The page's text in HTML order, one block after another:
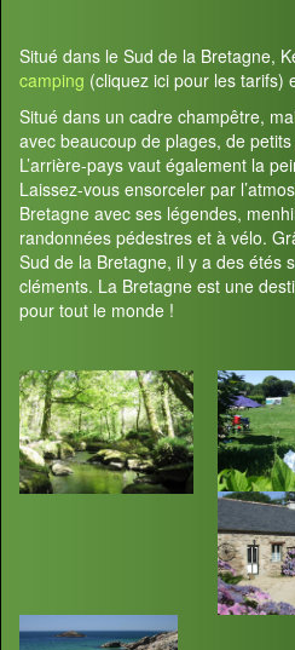
Situé dans le Sud de la Bretagne,
camping (cliquez ici pour les tarifs)
Situé dans un cadre champêtre,
avec beaucoup de plages, de
L’arrière-pays vaut également la
Laissez-vous ensorceler par
Bretagne avec ses légendes,
randonnées pédestres et à vélo.
Sud de la Bretagne, il y a des étés
cléments. La Bretagne est une
pour tout le monde !